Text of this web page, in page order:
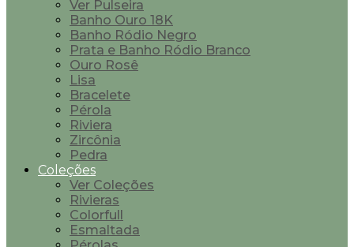
Ver Pulseira
Banho Ouro 18K
Banho Ródio Negro
Prata e Banho Ródio Branco
Ouro Rosê
Lisa
Bracelete
Pérola
Riviera
Zircônia
Pedra
Coleções
Ver Coleções
Rivieras
Colorfull
Esmaltada